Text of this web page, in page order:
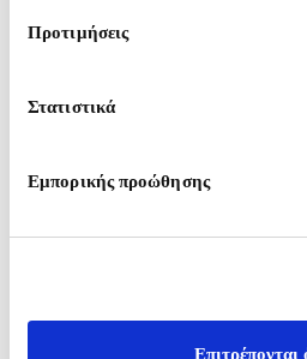
Προτιμήσεις
Στατιστικά
Εμπορικής προώθησης
OUR
BLOG